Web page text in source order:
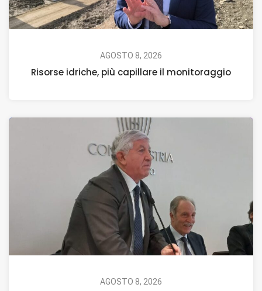
AGOSTO 8, 2026
Risorse idriche, più capillare il monitoraggio
AGOSTO 8, 2026